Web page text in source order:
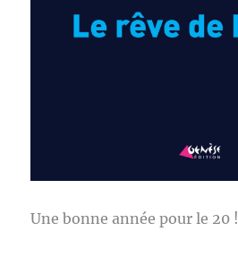
Une bonne année pour le 20 !